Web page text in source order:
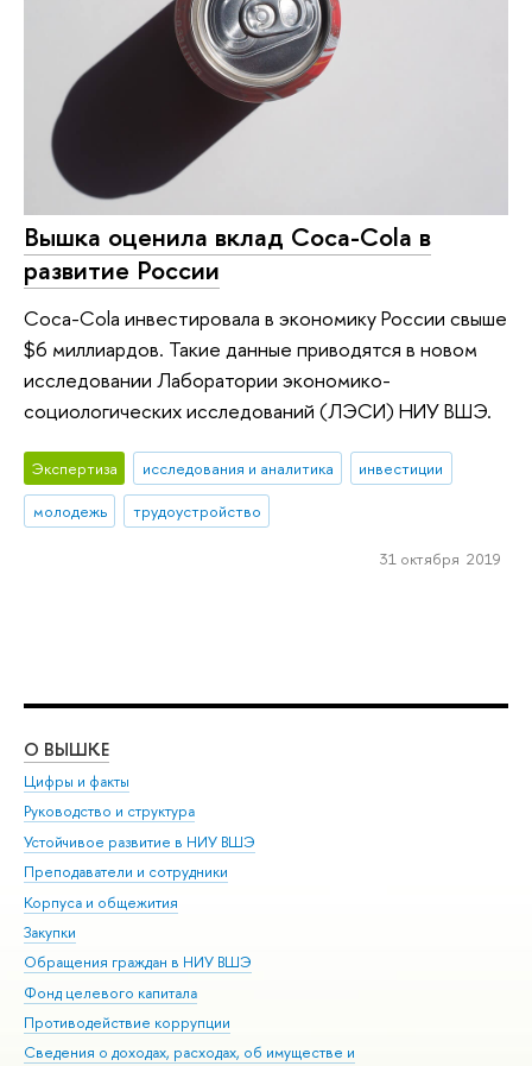
Вышка оценила вклад Coca-Cola в
развитие России
Coca-Cola инвестировала в экономику России свыше
$6 миллиардов. Такие данные приводятся в новом
исследовании Лаборатории экономико-
социологических исследований (ЛЭСИ) НИУ ВШЭ.
Экспертиза исследования и аналитика
инвестиции
молодежь
трудоустройство
31 октября 2019
О ВЫШКЕ
Цифры и факты
Руководство и структура
Устойчивое развитие в НИУ ВШЭ
Преподаватели и сотрудники
Корпуса и общежития
Закупки
Обращения граждан в НИУ ВШЭ
Фонд целевого капитала
Противодействие коррупции
Сведения о доходах, расходах, об имуществе и